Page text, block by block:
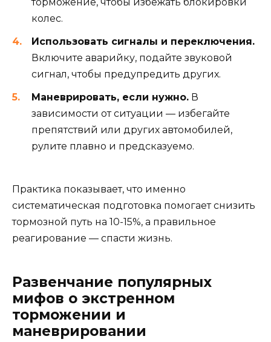
колес.
Использовать сигналы и переключения.
Включите аварийку, подайте звуковой
сигнал, чтобы предупредить других.
Маневрировать, если нужно. В
зависимости от ситуации — избегайте
препятствий или других автомобилей,
рулите плавно и предсказуемо.
Практика показывает, что именно
систематическая подготовка помогает снизить
тормозной путь на 10-15%, а правильное
реагирование — спасти жизнь.
Развенчание популярных
мифов о экстренном
торможении и
маневрировании